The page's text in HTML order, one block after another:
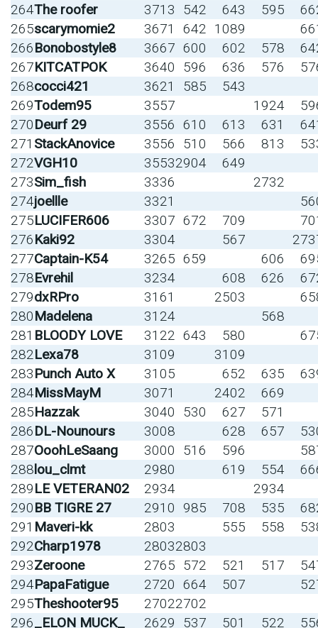
264The roofer 3713 542 643 595
265scarymomie2 3671 642 1089
266Bonobostyle8 3667 600 602 578
267KITCATPOK 3640 596 636 576
268cocci421 3621 585
543
269Todem95 3557 1924
270Deurf 29 3556 610 613 631
271 StackAnovice 3556 510 566 813
272VGH10 35532904
649
273Sim_fish 3336
2732
274joellle 3321
275LUCIFER606 3307 672 709
276Kaki92 3304 567
277Captain-K54 3265 659 606
278Evrehil 3234 608 626
279dxRPro 3161 2503
280Madelena 3124
568
281 BLOODY LOVE 3122 643 580
282Lexa78 3109
3109
283Punch Auto X 3105 652 635
284MissMayM 3071 2402
669
285Hazzak 3040 530 627
571
286DL-Nounours 3008 628 657
287OoohLeSaang 3000 516 596
288lou_clmt 2980 619 554
289LE VETERAN02 2934
2934
290BB TIGRE 27 2910 985 708 535
291 Maveri-kk 2803 555 558
292Charp1978 28032803
293Zeroone 2765 572 521 517
294PapaFatigue 2720 664 507
295Theshooter95 27022702
296_ELON MUCK_ 2629 537 501 522